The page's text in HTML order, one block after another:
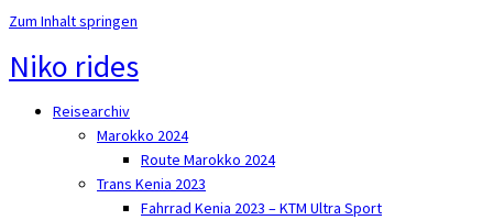
Zum Inhalt springen
Niko rides
Reisearchiv
Marokko 2024
Route Marokko 2024
Trans Kenia 2023
Fahrrad Kenia 2023 – KTM Ultra Sport